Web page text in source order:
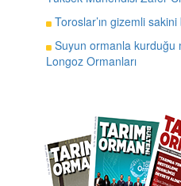
Toroslar’ın gizemli sakini
Suyun ormanla kurduğu
Longoz Ormanları